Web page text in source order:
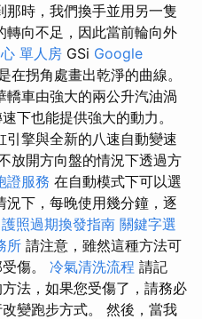
那時，我們換手並用另一隻
向不足，因此當前輪向外
單人房 GSi Google
在拐角處畫出乾淨的曲線。
轎車由強大的兩公升汽油渦
下也能提供強大的動力。
引擎與全新的八速自動變速
放開方向盤的情況下透過方
證服務 在自動模式下可以選
下，每晚使用幾分鐘，逐
護照過期換發指南 關鍵字選
所 請注意，雖然這種方法可
傷。 冷氣清洗流程 請記
法，如果您受傷了，請務必
變跑步方式。 然後，當我